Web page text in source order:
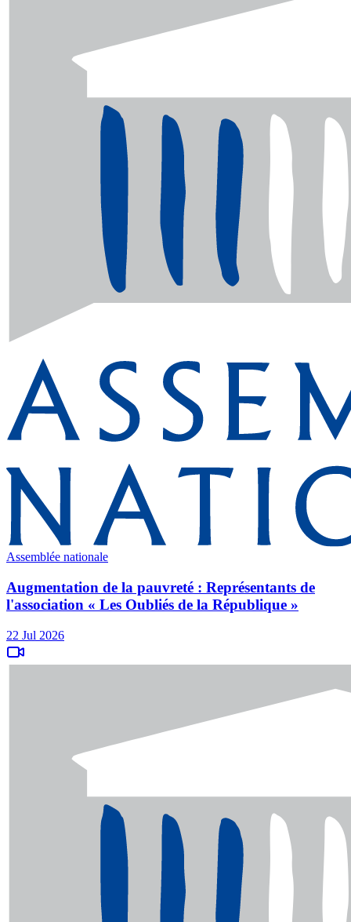
Assemblée nationale
Augmentation de la pauvreté : Représentants de
l'association « Les Oubliés de la République »
22 Jul 2026